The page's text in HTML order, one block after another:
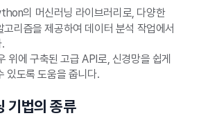
의 머신러닝 라이브러리로, 다양한
고리즘을 제공하여 데이터 분석 작업에서
위에 구축된 고급 API로, 신경망을 쉽게
있도록 도움을 줍니다.
기법의 종류